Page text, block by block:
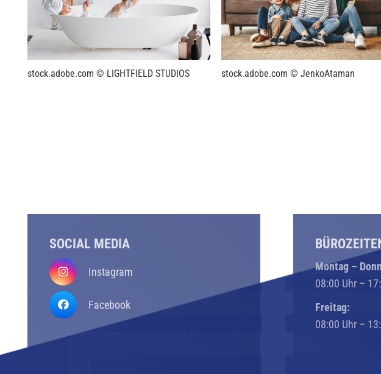
stock.adobe.com © LIGHTFIELD STUDIOS stock.adobe.com © JenkoAtaman
SOCIAL MEDIA
Instagram
Facebook
Montag –
08:00 Uhr –
Freitag:
08:00 Uhr –